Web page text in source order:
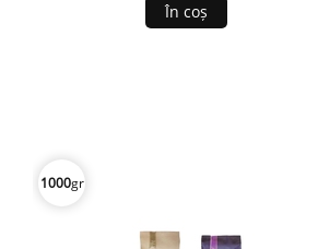
În coș
1000gr